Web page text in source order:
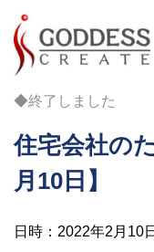
◆終了しました
住宅会社の
月10日】
日時：2022年2月